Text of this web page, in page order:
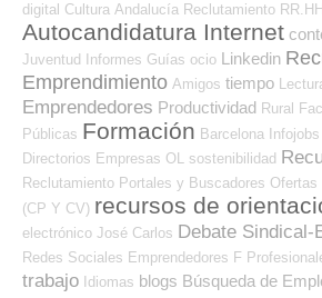
digital Cultura Andalucía Reclutamiento
Autocandidatura Internet
Juventud
Informes Guías ocio Linkedin
Emprendimiento Amigos tiempo
Emprendedores Productividad Rural
Públicas Formación Barcelona Infojobs
Directorios Empresas OL sostenibilidad
Reclutamiento Portales y Buscadores Ofertas
(CP Y CV) recursos de
electrónico José Carlos Debate Sindical-
Redes Sociales Emprendedores F
trabajo Idiomas blogs Búsqueda de